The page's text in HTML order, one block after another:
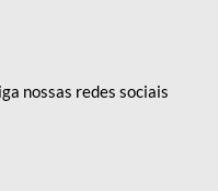
nossas redessociais